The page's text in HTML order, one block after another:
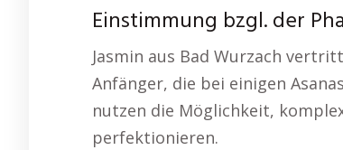
Einstimmung bzgl. der
Jasmin aus Bad Wurzach
Anfänger, die bei einigen
nutzen die Möglichkeit,
perfektionieren.